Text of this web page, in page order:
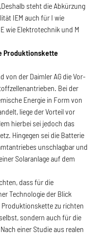
steht die Abkürzung
IEM auch für I wie
wie Elektrotechnik und M
Produktionskette
von der Daimler AG die Vor-
Bei der
Energie in Form von
liege der Vorteil vor
hierbei sei jedoch das
Hingegen sei die Batterie
unschlagbar und
Solaranlage auf dem
dass für die
Technologie der Blick
zu richten
sondern auch für die
einer Studie aus realen